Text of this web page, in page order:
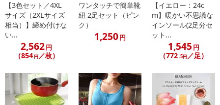
【3色セット／4XL
サイズ（2XLサイズ
相当）】締め付けな
い...
2,562円
（854 円／枚）
ワンタッチで簡単靴
紐 2足セット（ピン
ク）
1,250円
【イエロー：24c
m】暖かい不思議な
インソール(2足分セ
ット...
1,545 円
（772.5円／足）